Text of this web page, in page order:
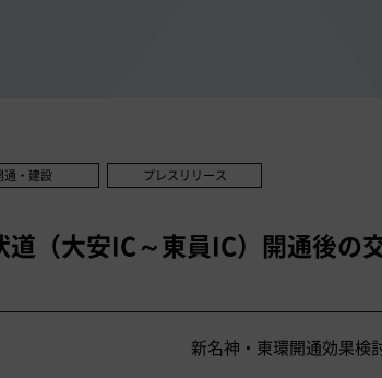
通・建設 プレスリリース
（大安IC～東員IC）開通後の
新名神・東環開通効果検